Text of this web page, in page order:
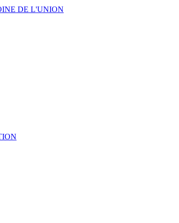
DE L'UNION